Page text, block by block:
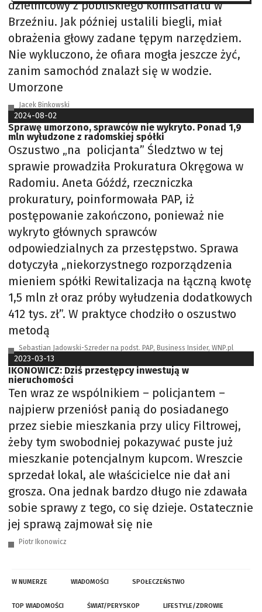
dzielnicowy z pobliskiego komisariatu w
Brzeźniu. Jak później ustalili biegli, miał
obrażenia głowy zadane tępym narzędziem.
Nie wykluczono, że ofiara mogła jeszcze żyć,
zanim samochód znalazł się w wodzie.
Umorzone
Jacek Binkowski
2024-08-02
Sprawę umorzono, sprawców nie wykryto. Ponad 1,9
mln wyłudzone z radomskiej spółki
Oszustwo „na policjanta” Śledztwo w tej
sprawie prowadziła Prokuratura Okręgowa w
Radomiu. Aneta Góźdź, rzeczniczka
prokuratury, poinformowała PAP, iż
postępowanie zakończono, ponieważ nie
wykryto głównych sprawców
odpowiedzialnych za przestępstwo. Sprawa
dotyczyła „niekorzystnego rozporządzenia
mieniem spółki Rewitalizacja na łączną kwotę
1,5 mln zł oraz próby wyłudzenia dodatkowych
412 tys. zł”. W praktyce chodziło o oszustwo
metodą
Sebastian Jadowski-Szreder na podst. PAP, Business Insider, WNP.pl
2023-03-13
IKONOWICZ: Dziś przestępcy inwestują w
nieruchomości
Ten wraz ze wspólnikiem – policjantem –
najpierw przeniósł panią do posiadanego
przez siebie mieszkania przy ulicy Filtrowej,
żeby tym swobodniej pokazywać puste już
mieszkanie potencjalnym kupcom. Wreszcie
sprzedał lokal, ale właścicielce nie dał ani
grosza. Ona jednak bardzo długo nie zdawała
sobie sprawy z tego, co się dzieje. Ostatecznie
jej sprawą zajmował się nie
Piotr Ikonowicz
W NUMERZE WIADOMOŚCI SPOŁECZEŃSTWO
TOP WIADOMOŚCI ŚWIAT/PERYSKOP LIFESTYLE/ZDROWIE